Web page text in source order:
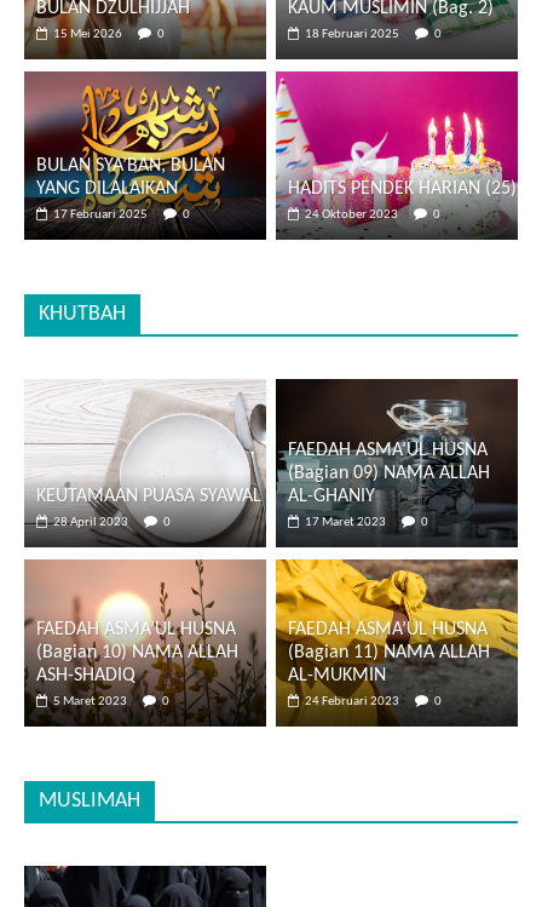
BULAN DZULHIJJAH
15 Mei 2026 0
KAUM MUSLIMIN (Bag. 2)
18 Februari 2025 0
BULAN SYA’BAN, BULAN
YANG DILALAIKAN
17 Februari 2025 0
HADITS PENDEK HARIAN (25)
24 Oktober 2023 0
KHUTBAH
KEUTAMAAN PUASA SYAWAL
28 April 2023 0
FAEDAH ASMA’UL HUSNA
(Bagian 09) NAMA ALLAH
AL-GHANIY
17 Maret 2023 0
FAEDAH ASMA’UL HUSNA
(Bagian 10) NAMA ALLAH
ASH-SHADIQ
5 Maret 2023 0
FAEDAH ASMA’UL HUSNA
(Bagian 11) NAMA ALLAH
AL-MUKMIN
24 Februari 2023 0
MUSLIMAH